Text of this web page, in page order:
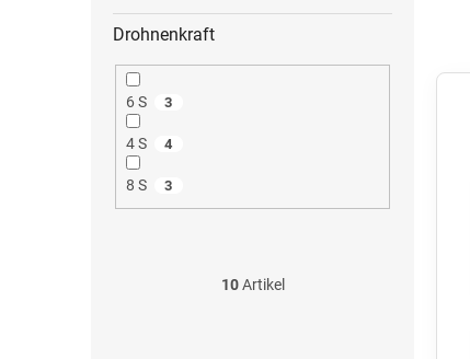
Drohnenkraft
6 S 3
4 S 4
8 S 3
10Artikel